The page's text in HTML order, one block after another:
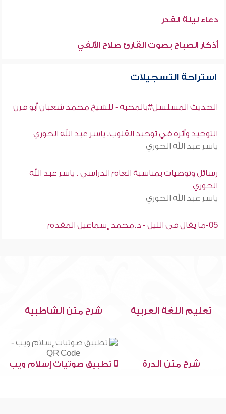
دعاء ليلة القدر
أذكار الصباح بصوت القارئ صلاح الألفي
استراحة التسجيلات
الحديث المسلسل#بالمحبة - للشيخ محمد شعبان أبو قرن
التوحيد وأثره في توحيد القلوب. ياسر عبد الله الحوري
ياسر عبد الله الحوري
رسائل وتوصيات بمناسبة العام الدراسي . ياسر عبد الله
الحوري
ياسر عبد الله الحوري
05-ما يقال فى الليل - د.محمد إسماعيل المقدم
تعليم اللغة العربية شرح متن الشاطبية
شرح متن الدرة تطبيق صوتيات إسلام ويب